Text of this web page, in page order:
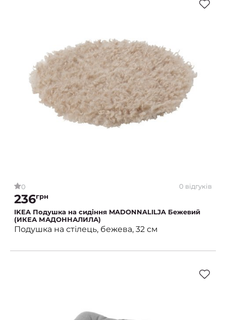
0 0 відгуків
236грн
IKEA Подушка на сидіння MADONNALILJA Бежевий
(ИКЕА МАДОННАЛИЛА)
Подушка на стілець, бежева, 32 см